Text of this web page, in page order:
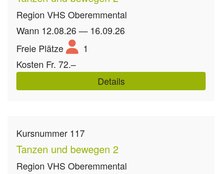
Region VHS Oberemmental
Wann 12.08.26 — 16.09.26
Freie Plätze
1
Kosten Fr. 72.–
Details
Kursnummer 117
Tanzen und bewegen 2
Region VHS Oberemmental